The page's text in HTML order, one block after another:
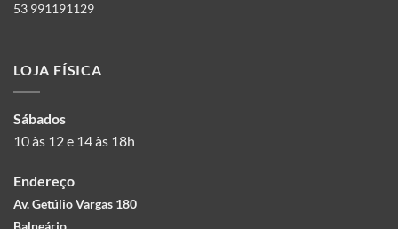
53 991191129
LOJA FÍSICA
Sábados
10 às 12 e 14 às 18h
Endereço
Av. Getúlio Vargas 180